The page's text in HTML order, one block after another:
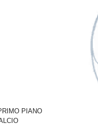
PIANO